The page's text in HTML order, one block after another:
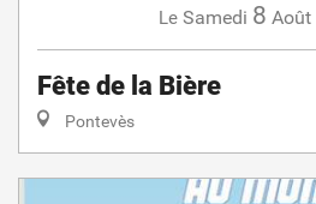
Le Samedi 8 Août
Fête de la Bière
Pontevès